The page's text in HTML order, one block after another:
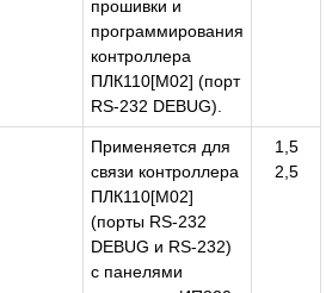
прошивки и
программирования
контроллера
ПЛК110[М02] (порт
RS-232 DEBUG).
Применяется для
связи контроллера
ПЛК110[М02]
(порты RS-232
DEBUG и RS-232)
c панелями
1,5
2,5